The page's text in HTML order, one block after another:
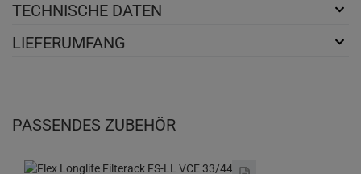
TECHNISCHE DATEN
LIEFERUMFANG
PASSENDES ZUBEHÖR